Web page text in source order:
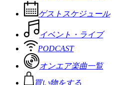
ゲストスケジュール
イベント・ライブ
PODCAST
オンエア楽曲一覧
買い物をする